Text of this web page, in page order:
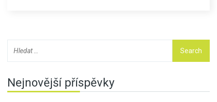
Nejnovější příspěvky